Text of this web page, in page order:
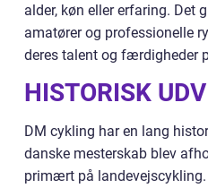
alder, køn eller erfaring. Det
amatører og professionelle
deres talent og færdigheder
HISTORISK
DM cykling har en lang
danske mesterskab blev
primært på